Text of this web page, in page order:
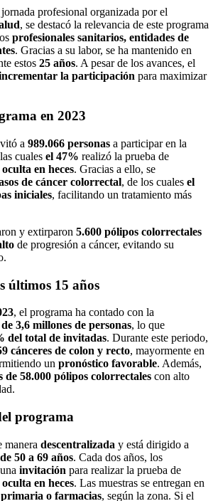
profesional organizada por el
, se destacó la relevancia de este programa
profesionales sanitarios, entidades de
. Gracias a su labor, se ha mantenido en
estos 25 años. A pesar de los avances, el
la participación para maximizar
en 2023
a 989.066 personas a participar en la
cuales el 47% realizó la prueba de
en heces. Gracias a ello, se
de cáncer colorrectal, de los cuales el
iniciales, facilitando un tratamiento más
y extirparon 5.600 pólipos colorrectales
de progresión a cáncer, evitando su
últimos 15 años
, el programa ha contado con la
3,6 millones de personas, lo que
del total de invitadas. Durante este periodo,
cánceres de colon y recto, mayormente en
un pronóstico favorable. Además,
de 58.000 pólipos colorrectales con alto
programa
manera descentralizada y está dirigido a
50 a 69 años. Cada dos años, los
invitación para realizar la prueba de
en heces. Las muestras se entregan en
o farmacias, según la zona. Si el